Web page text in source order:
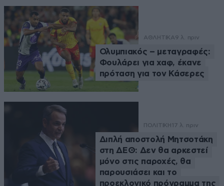
ΑΘΛΗΤΙΚΑ9 λ. πριν
Ολυμπιακός – μεταγραφές:
Φουλάρει για χαφ, έκανε
πρόταση για τον Κάσερες
ΠΟΛΙΤΙΚΗ 17 λ. πριν
Διπλή αποστολή Μητσοτάκη
στη ΔΕΘ: Δεν θα αρκεστεί
μόνο στις παροχές, θα
παρουσιάσει και το
προεκλογικό πρόγραμμα της